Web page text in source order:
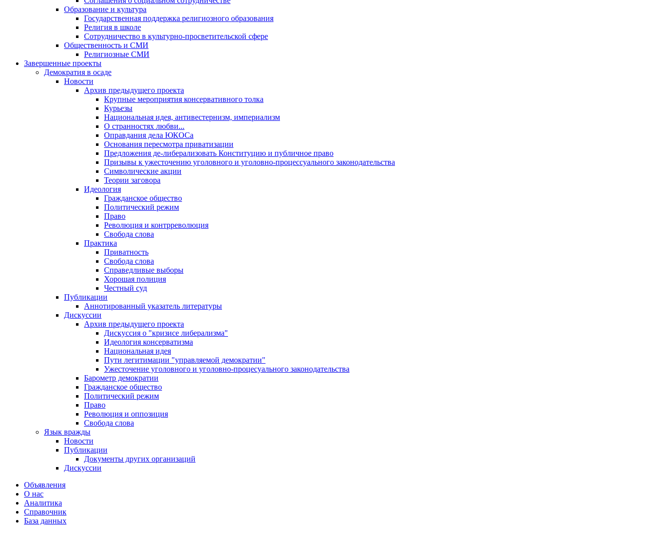
Образование и культура
Государственная поддержка религиозного образования
Религия в школе
Сотрудничество в культурно-просветительской сфере
Общественность и СМИ
Религиозные СМИ
Завершенные проекты
Демократия в осаде
Новости
Архив предыдущего проекта
Крупные мероприятия консервативного толка
Курьезы
Национальная идея, антивестернизм, империализм
О странностях любви...
Оправдания дела ЮКОСа
Основания пересмотра приватизации
Предложения де-либерализовать Конституцию и публичное право
Призывы к ужесточению уголовного и уголовно-процессуального законодательства
Символические акции
Теории заговора
Идеология
Гражданское общество
Политический режим
Право
Революция и контрреволюция
Свобода слова
Практика
Приватность
Свобода слова
Справедливые выборы
Хорошая полиция
Честный суд
Публикации
Аннотированный указатель литературы
Дискуссии
Архив предыдущего проекта
Дискуссия о "кризисе либерализма"
Идеология консерватизма
Национальная идея
Пути легитимации "управляемой демократии"
Ужесточение уголовного и уголовно-процесуального законодательства
Барометр демократии
Гражданское общество
Политический режим
Право
Революция и оппозиция
Свобода слова
Язык вражды
Новости
Публикации
Документы других организаций
Дискуссии
Объявления
О нас
Аналитика
Справочник
База данных